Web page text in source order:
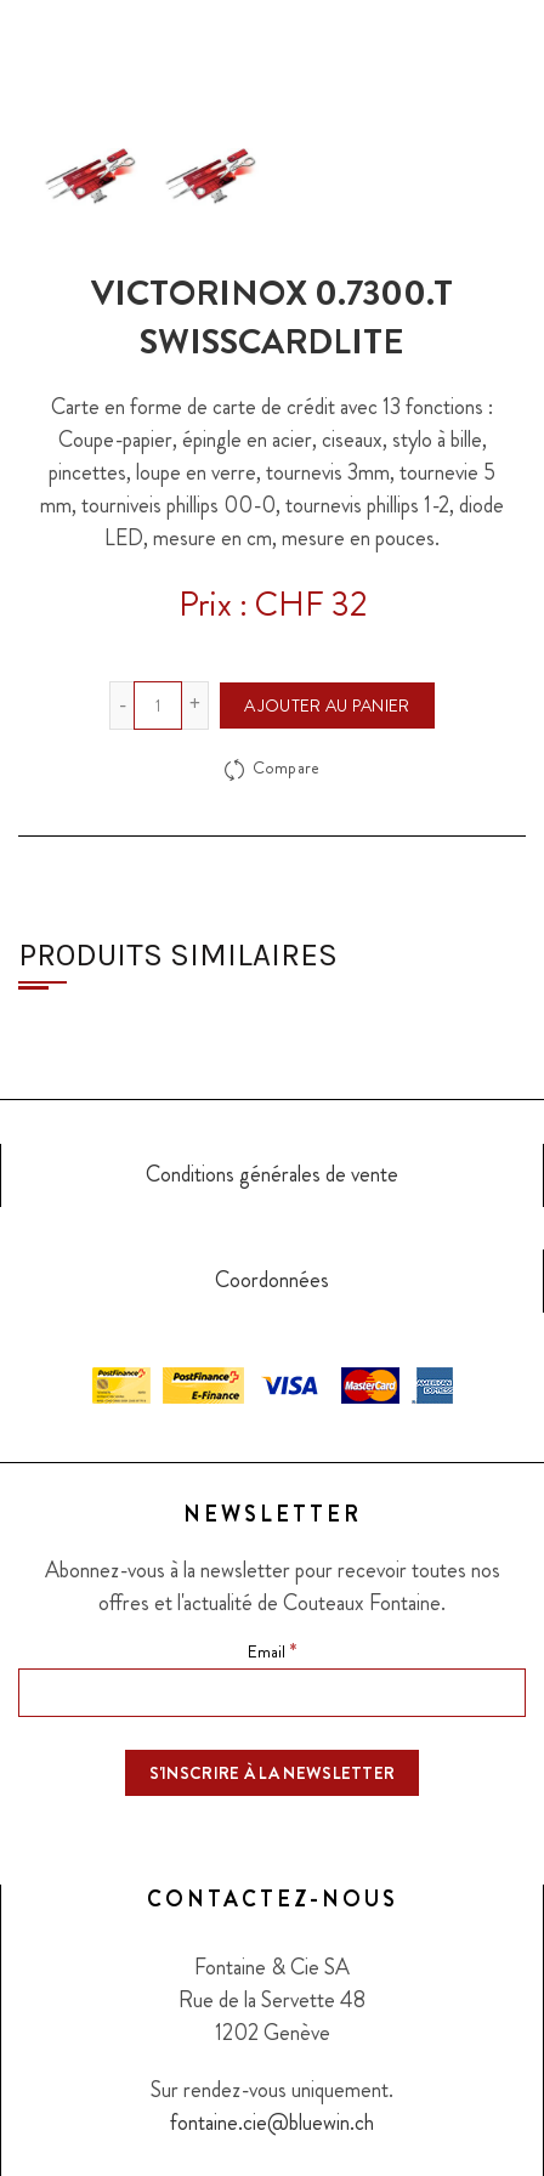
VICTORINOX 0.7300.T
SWISSCARDLITE
Carte en forme de carte de crédit avec 13 fonctions :
Coupe-papier, épingle en acier, ciseaux, stylo à bille,
pincettes, loupe en verre, tournevis 3mm, tournevie 5
mm, tourniveis phillips 00-0, tournevis phillips 1-2, diode
LED, mesure en cm, mesure en pouces.
Prix : CHF 32
Quantité
AJOUTER AU PANIER
Compare
PRODUITS SIMILAIRES
Conditions générales de vente
Coordonnées
NEWSLETTER
Abonnez-vous à la newsletter pour recevoir toutes nos
offres et l'actualité de Couteaux Fontaine.
Email *
CONTACTEZ-NOUS
Fontaine & Cie SA
Rue de la Servette 48
1202 Genève
Sur rendez-vous uniquement.
fontaine.cie@bluewin.ch